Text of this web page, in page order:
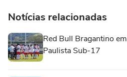
Notícias relacionadas
Red Bull Bragantino
Paulista Sub-17